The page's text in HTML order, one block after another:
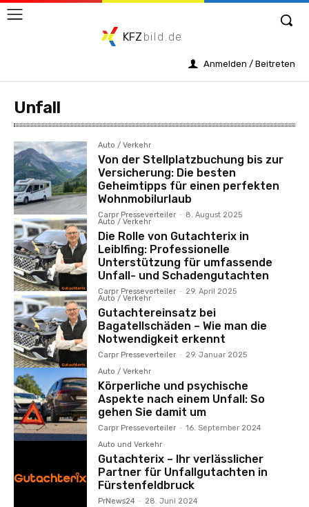
KFZ bild.de
Anmelden / Beitreten
Unfall
Auto / Verkehr
Von der Stellplatzbuchung bis zur
Versicherung: Die besten
Geheimtipps für einen perfekten
Wohnmobilurlaub
Carpr Presseverteiler - 8. August 2025
Auto / Verkehr
Die Rolle von Gutachterix in
Leiblfing: Professionelle
Unterstützung für umfassende
Unfall- und Schadengutachten
Carpr Presseverteiler - 29. April 2025
Auto / Verkehr
Gutachtereinsatz bei
Bagatellschäden – Wie man die
Notwendigkeit erkennt
Carpr Presseverteiler - 29. Januar 2025
Auto / Verkehr
Körperliche und psychische
Aspekte nach einem Unfall: So
gehen Sie damit um
Carpr Presseverteiler - 16. September 2024
Auto und Verkehr
Gutachterix – Ihr verlässlicher
Partner für Unfallgutachten in
Fürstenfeldbruck
PrNews24 - 28. Juni 2024